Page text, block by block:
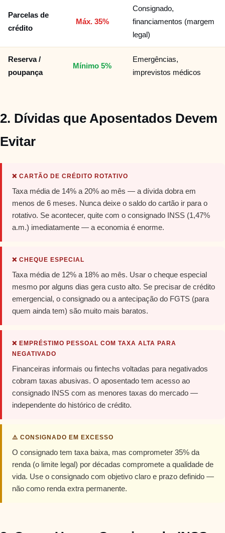
Parcelas de
crédito
Máx. 35%
Consignado,
financiamentos (margem
legal)
Reserva /
poupança
Mínimo 5%
Emergências,
imprevistos médicos
2. Dívidas que Aposentados Devem
Evitar
❌ CARTÃO DE CRÉDITO ROTATIVO
Taxa média de 14% a 20% ao mês — a dívida dobra em
menos de 6 meses. Nunca deixe o saldo do cartão ir para o
rotativo. Se acontecer, quite com o consignado INSS (1,47%
a.m.) imediatamente — a economia é enorme.
❌ CHEQUE ESPECIAL
Taxa média de 12% a 18% ao mês. Usar o cheque especial
mesmo por alguns dias gera custo alto. Se precisar de crédito
emergencial, o consignado ou a antecipação do FGTS (para
quem ainda tem) são muito mais baratos.
❌ EMPRÉSTIMO PESSOAL COM TAXA ALTA PARA
NEGATIVADO
Financeiras informais ou fintechs voltadas para negativados
cobram taxas abusivas. O aposentado tem acesso ao
consignado INSS com as menores taxas do mercado —
independente do histórico de crédito.
⚠️ CONSIGNADO EM EXCESSO
O consignado tem taxa baixa, mas comprometer 35% da
renda (o limite legal) por décadas compromete a qualidade de
vida. Use o consignado com objetivo claro e prazo definido —
não como renda extra permanente.